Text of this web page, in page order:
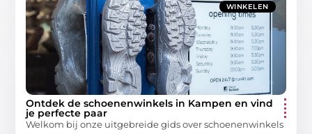
WINKELEN
Ontdek de schoenenwinkels in Kampen en vind
je perfecte paar
Welkom bij onze uitgebreide gids over schoenenwinkels